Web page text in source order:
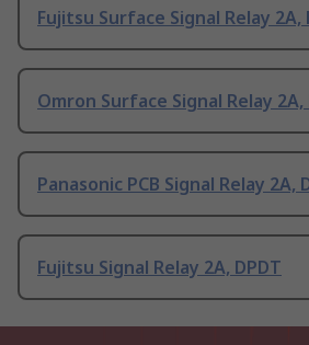
Fujitsu Surface Signal Relay 2A,
Omron Surface Signal Relay 2A,
Panasonic PCB Signal Relay 2A,
Fujitsu Signal Relay 2A, DPDT